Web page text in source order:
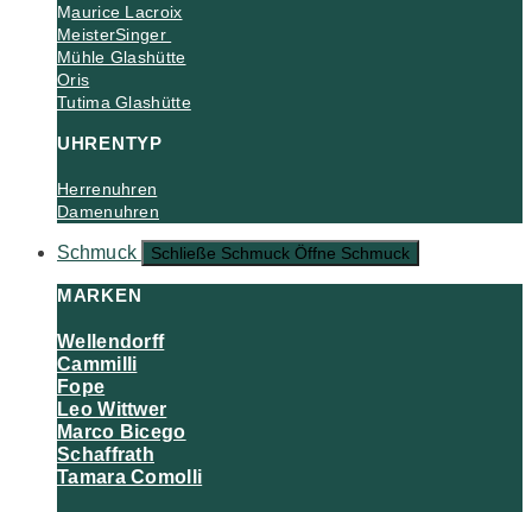
Maurice Lacroix
MeisterSinger
Mühle Glashütte
Oris
Tutima Glashütte
UHRENTYP
Herrenuhren
Damenuhren
Schmuck Schließe Schmuck Öffne Schmuck
MARKEN
Wellendorff
Cammilli
Fope
Leo Wittwer
Marco Bicego
Schaffrath
Tamara Comolli